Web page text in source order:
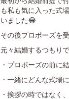
も私も気に入った式
いました😂
その後プロポーズを
元々結婚するつもり
・プロポーズの前に
・一緒にどんな式場
・挨拶の時ではなく